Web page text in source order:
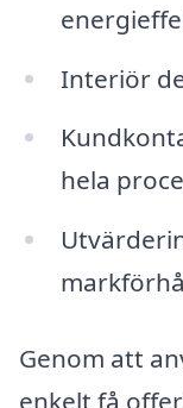
Interiör
hela
Genom att
enkelt få